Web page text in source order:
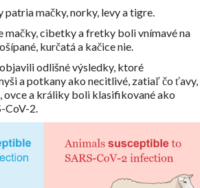
mačky, norky, levy a tigre.
mačky, cibetky a fretky boli vnímavé na
kurčatá a kačice nie.
odlišné výsledky, ktoré
a potkany ako necitlivé, zatiaľ čo ťavy,
ovce a králiky boli klasifikované ako
CoV-2.